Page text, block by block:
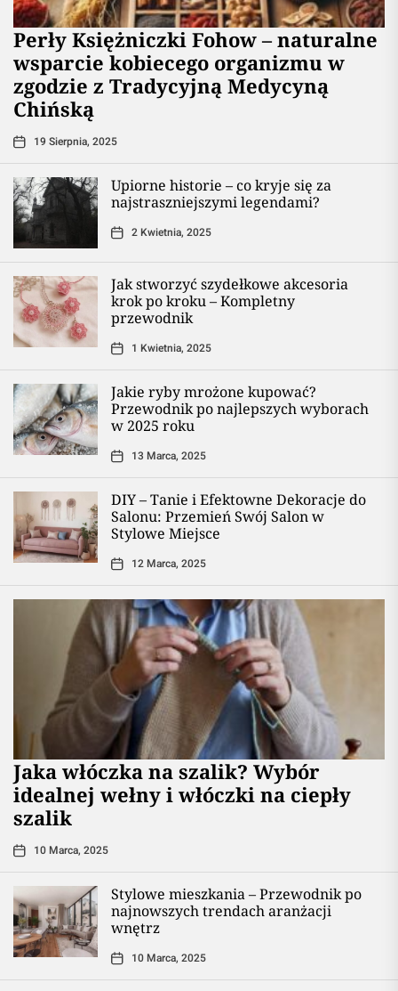
Perły Księżniczki Fohow – naturalne
wsparcie kobiecego organizmu w
zgodzie z Tradycyjną Medycyną
Chińską
19 Sierpnia, 2025
Upiorne historie – co kryje się za
najstraszniejszymi legendami?
2 Kwietnia, 2025
Jak stworzyć szydełkowe akcesoria
krok po kroku – Kompletny
przewodnik
1 Kwietnia, 2025
Jakie ryby mrożone kupować?
Przewodnik po najlepszych wyborach
w 2025 roku
13 Marca, 2025
DIY – Tanie i Efektowne Dekoracje do
Salonu: Przemień Swój Salon w
Stylowe Miejsce
12 Marca, 2025
Jaka włóczka na szalik? Wybór
idealnej wełny i włóczki na ciepły
szalik
10 Marca, 2025
Stylowe mieszkania – Przewodnik po
najnowszych trendach aranżacji
wnętrz
10 Marca, 2025